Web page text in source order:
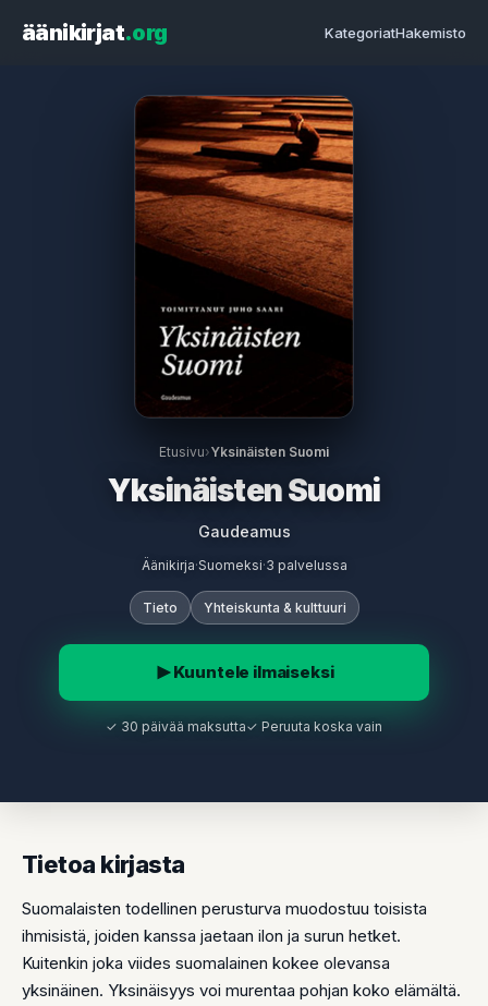
äänikirjat.org KategoriatHakemisto
Etusivu›Yksinäisten Suomi
Yksinäisten Suomi
Gaudeamus
Äänikirja·Suomeksi·3 palvelussa
Tieto Yhteiskunta & kulttuuri
Kuuntele ilmaiseksi
✓ 30 päivää maksutta✓ Peruuta koska vain
Tietoa kirjasta
Suomalaisten todellinen perusturva muodostuu toisista
ihmisistä, joiden kanssa jaetaan ilon ja surun hetket.
Kuitenkin joka viides suomalainen kokee olevansa
yksinäinen. Yksinäisyys voi murentaa pohjan koko elämältä.